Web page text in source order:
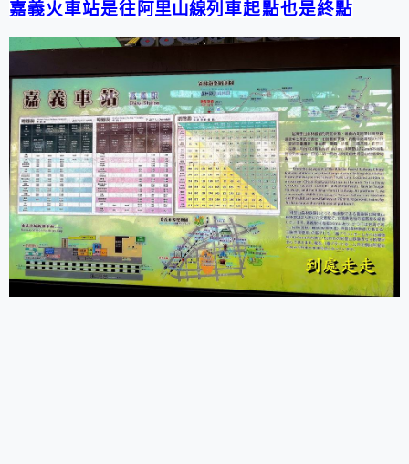
嘉義火車站是往阿里山線列車起點也是終點